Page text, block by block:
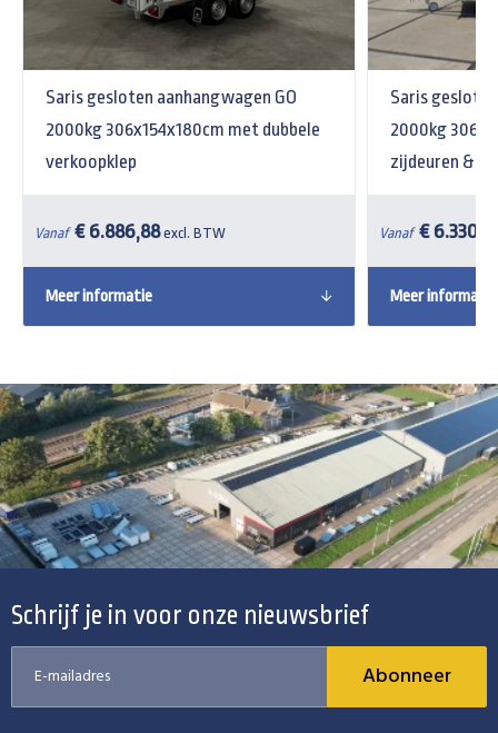
Saris gesloten aanhangwagen GO
2000kg 306x154x180cm met dubbele
verkoopklep
Vanaf € 6.886,88 excl. BTW
Meer informatie
Saris
2000kg
zijdeuren &
Vanaf €
Meer informatie
Schrijf je in voor onze nieuwsbrief
Abonneer